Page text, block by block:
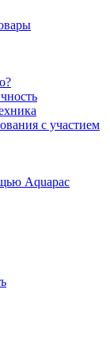
с участием
Aquapac